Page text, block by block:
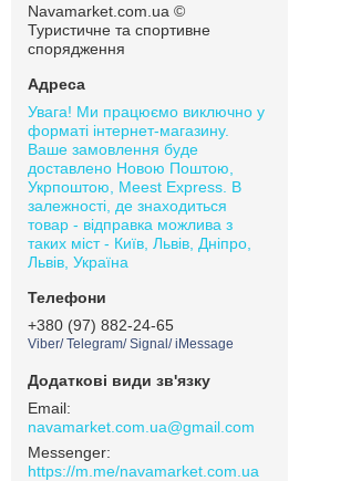
Navamarket.com.ua ©
Туристичне та спортивне
спорядження
Увага! Ми працюємо виключно у
форматі інтернет-магазину.
Ваше замовлення буде
доставлено Новою Поштою,
Укрпоштою, Meest Express. В
залежності, де знаходиться
товар - відправка можлива з
таких міст - Київ, Львів, Дніпро,
Львів, Україна
+380 (97) 882-24-65
Viber/ Telegram/ Signal/ iMessage
navamarket.com.ua@gmail.com
https://m.me/navamarket.com.ua